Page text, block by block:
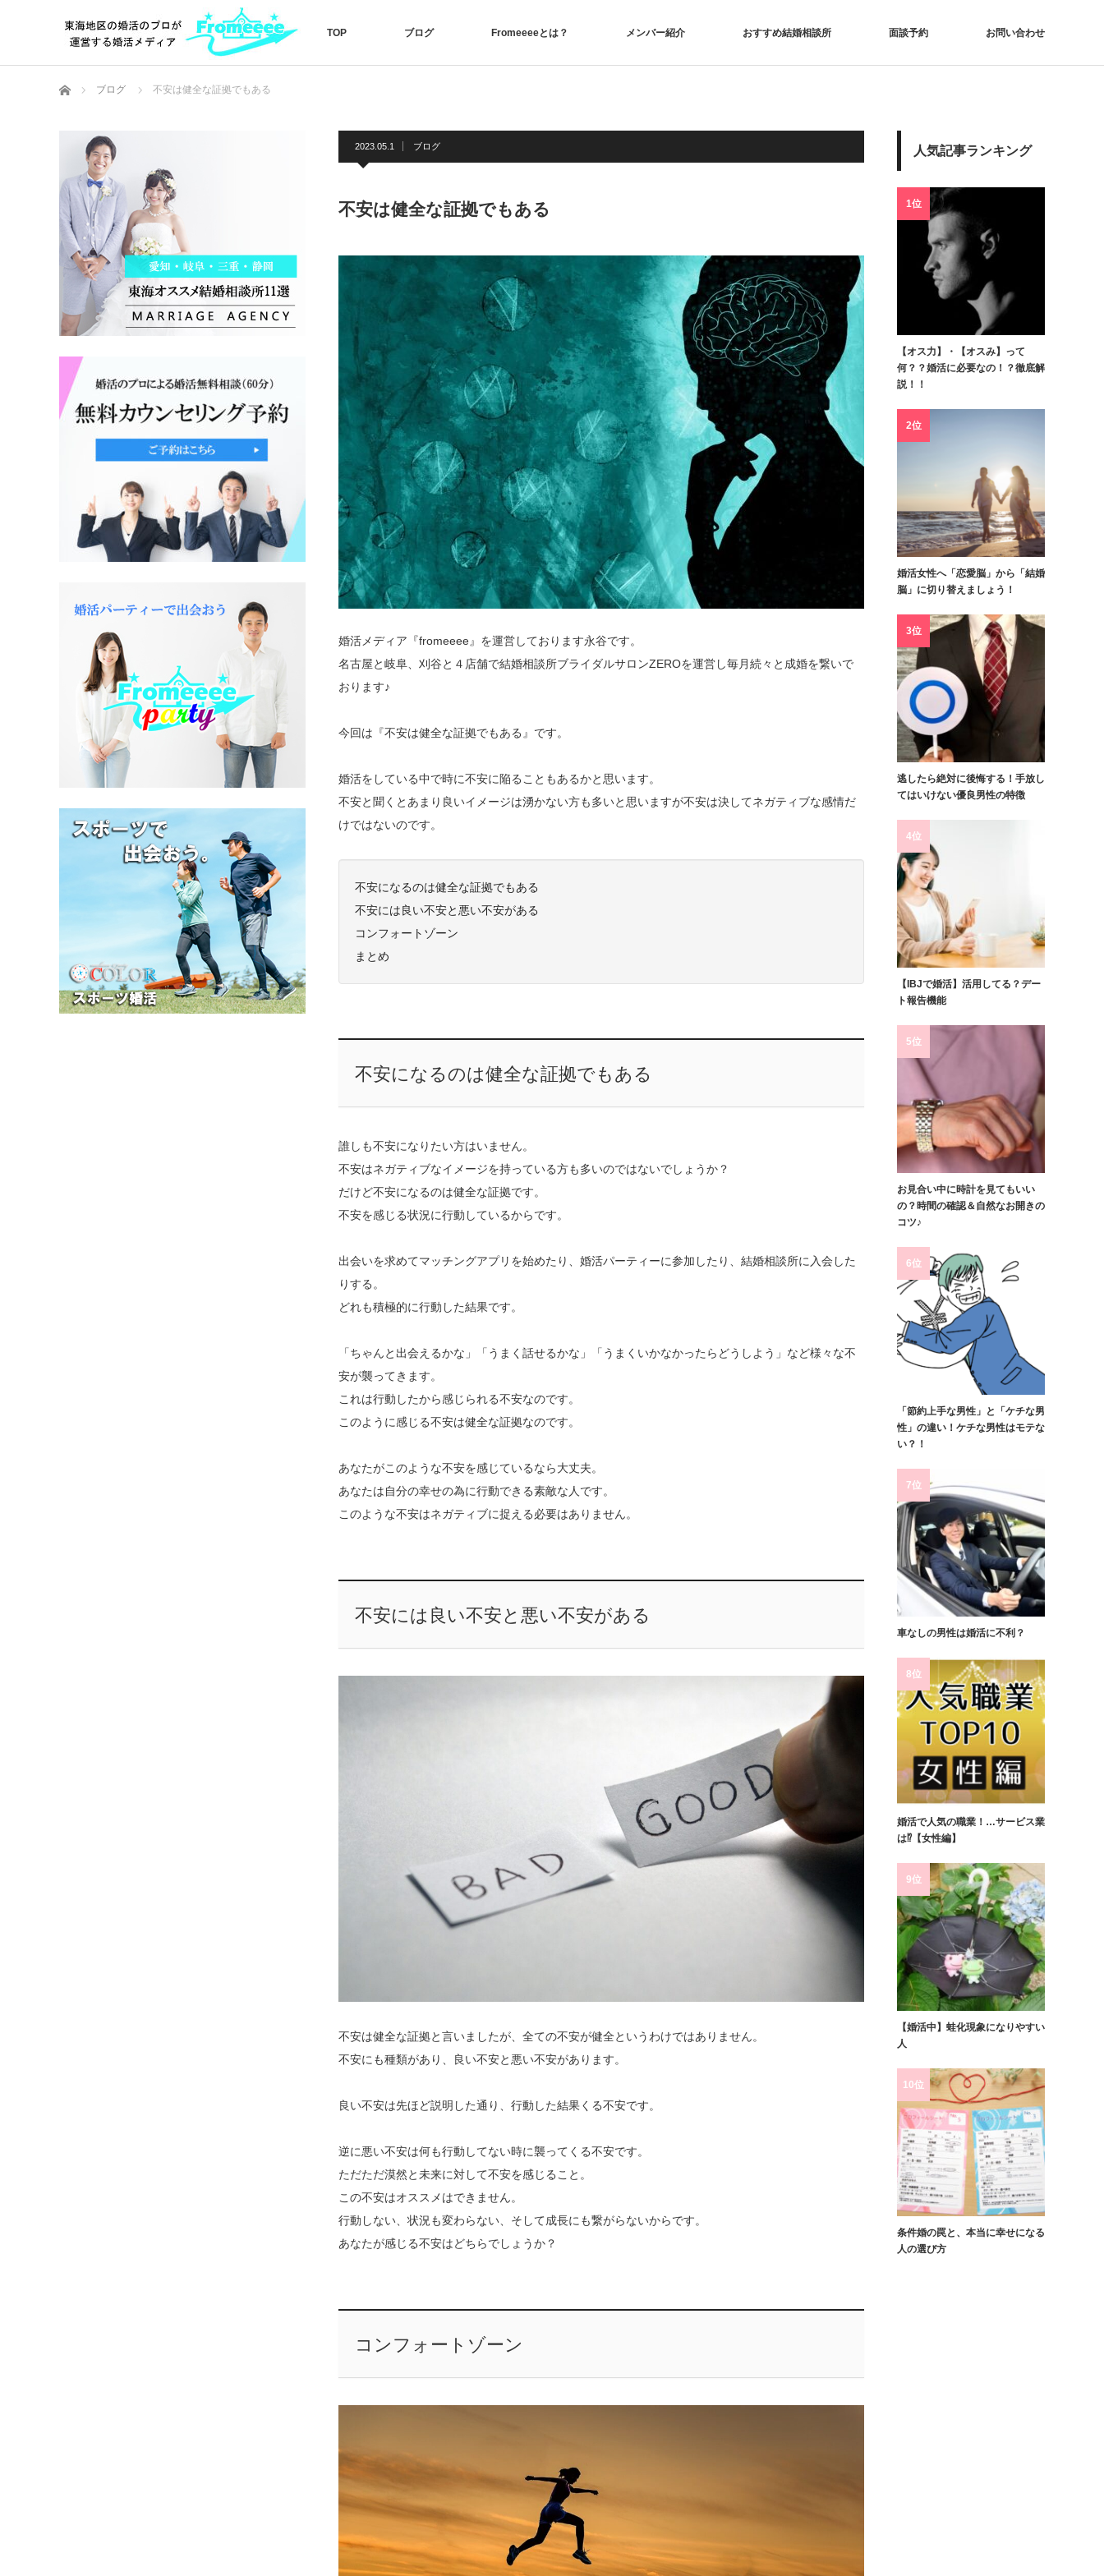
TOP ブログ Fromeeeeとは？ メンバー紹介 おすすめ結婚相談所 面談予約 お問い合わせ
ホーム ブログ 不安は健全な証拠でもある
2023.05.1 ブログ
不安は健全な証拠でもある
婚活メディア『fromeeee』を運営しております永谷です。
名古屋と岐阜、刈谷と４店舗で結婚相談所ブライダルサロンZEROを運営し毎月続々と成婚を繋いで
おります♪
今回は『不安は健全な証拠でもある』です。
婚活をしている中で時に不安に陥ることもあるかと思います。
不安と聞くとあまり良いイメージは湧かない方も多いと思いますが不安は決してネガティブな感情だ
けではないのです。
不安になるのは健全な証拠でもある
不安には良い不安と悪い不安がある
コンフォートゾーン
まとめ
不安になるのは健全な証拠でもある
誰しも不安になりたい方はいません。
不安はネガティブなイメージを持っている方も多いのではないでしょうか？
だけど不安になるのは健全な証拠です。
不安を感じる状況に行動しているからです。
出会いを求めてマッチングアプリを始めたり、婚活パーティーに参加したり、結婚相談所に入会した
りする。
どれも積極的に行動した結果です。
「ちゃんと出会えるかな」「うまく話せるかな」「うまくいかなかったらどうしよう」など様々な不
安が襲ってきます。
これは行動したから感じられる不安なのです。
このように感じる不安は健全な証拠なのです。
あなたがこのような不安を感じているなら大丈夫。
あなたは自分の幸せの為に行動できる素敵な人です。
このような不安はネガティブに捉える必要はありません。
不安には良い不安と悪い不安がある
不安は健全な証拠と言いましたが、全ての不安が健全というわけではありません。
不安にも種類があり、良い不安と悪い不安があります。
良い不安は先ほど説明した通り、行動した結果くる不安です。
逆に悪い不安は何も行動してない時に襲ってくる不安です。
ただただ漠然と未来に対して不安を感じること。
この不安はオススメはできません。
行動しない、状況も変わらない、そして成長にも繋がらないからです。
あなたが感じる不安はどちらでしょうか？
コンフォートゾーン
人気記事ランキング
1位
【オス力】・【オスみ】って
何？？婚活に必要なの！？徹底解
説！！
2位
婚活女性へ「恋愛脳」から「結婚
脳」に切り替えましょう！
3位
逃したら絶対に後悔する！手放し
てはいけない優良男性の特徴
4位
【IBJで婚活】活用してる？デー
ト報告機能
5位
お見合い中に時計を見てもいい
の？時間の確認＆自然なお開きの
コツ♪
6位
「節約上手な男性」と「ケチな男
性」の違い！ケチな男性はモテな
い？！
7位
車なしの男性は婚活に不利？
8位
婚活で人気の職業！…サービス業
は⁉【女性編】
9位
【婚活中】蛙化現象になりやすい
人
10位
条件婚の罠と、本当に幸せになる
人の選び方